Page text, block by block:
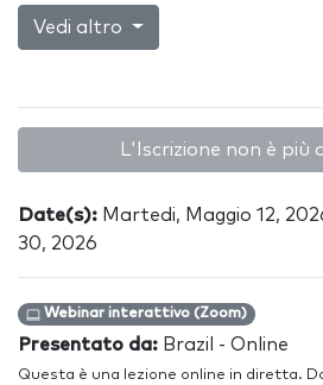
Vedi altro
L'Iscrizione non è più
Date(s): Martedi, Maggio 12,
30, 2026
Webinar interattivo (Zoom)
Presentato da: Brazil - Online
Questa è una lezione online in diretta.